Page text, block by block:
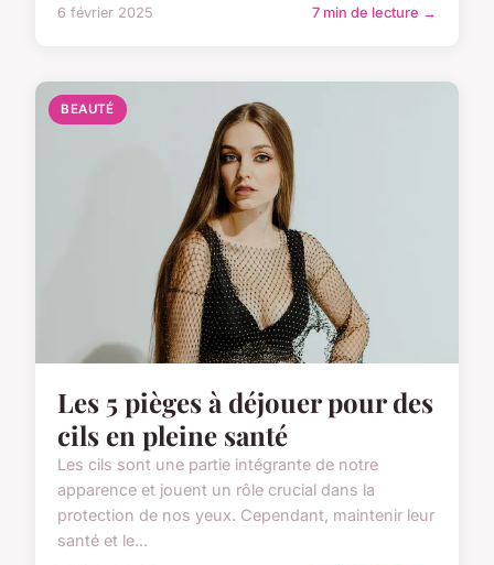
6 février 2025 7 min de lecture →
BEAUTÉ
Les 5 pièges à déjouer pour des
cils en pleine santé
Les cils sont une partie intégrante de notre
apparence et jouent un rôle crucial dans la
protection de nos yeux. Cependant, maintenir leur
santé et le...